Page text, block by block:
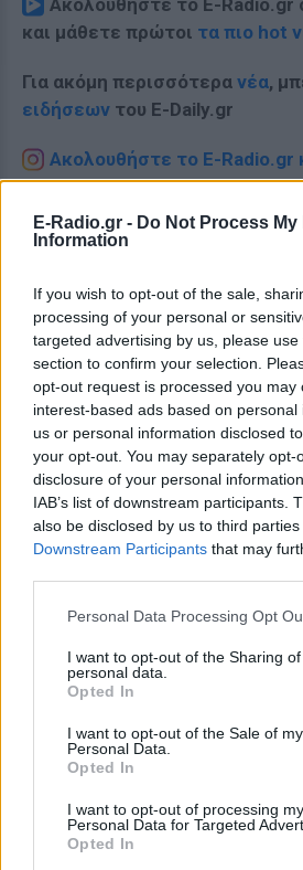
E-Radio.gr - Do Not Process My
Information
If you wish to opt-out of the sale,
processing of your personal or
targeted advertising by us, please
section to confirm your selection.
opt-out request is processed you may
interest-based ads based on
us or personal information disclosed
your opt-out. You may separately opt-
disclosure of your personal
IAB’s list of downstream participants.
also be disclosed by us to third
Downstream Participants that may
Personal Data Processing Opt
I want to opt-out of the Sharing
personal data.
Opted In
I want to opt-out of the Sale of my
Personal Data.
Opted In
I want to opt-out of processing my
Personal Data for Targeted
Opted In
Ακολουθήστε το E-Radio.gr
και μάθετε πρώτοι τα πιο hot
Για ακόμη περισσότερα νέα,
ειδήσεων του E-Daily.gr
Ακολουθήστε το E-Radio.gr
ΔΕΙΤΕ ΕΠΙΣΗΣ